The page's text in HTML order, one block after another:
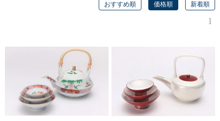
おすすめ順 価格順 新着順
1